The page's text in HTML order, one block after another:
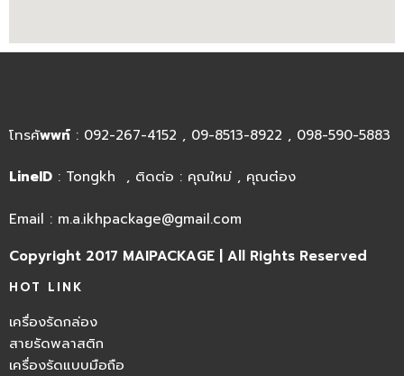
โทรศัพพท์ : 092-267-4152 , 09-8513-8922 , 098-590-5883
LineID : Tongkh , ติดต่อ : คุณใหม่ , คุณต๋อง
Email : m.a.ikhpackage@gmail.com
Copyright 2017 MAIPACKAGE | All Rights Reserved
HOT LINK
เครื่องรัดกล่อง
สายรัดพลาสติก
เครื่องรัดแบบมือถือ